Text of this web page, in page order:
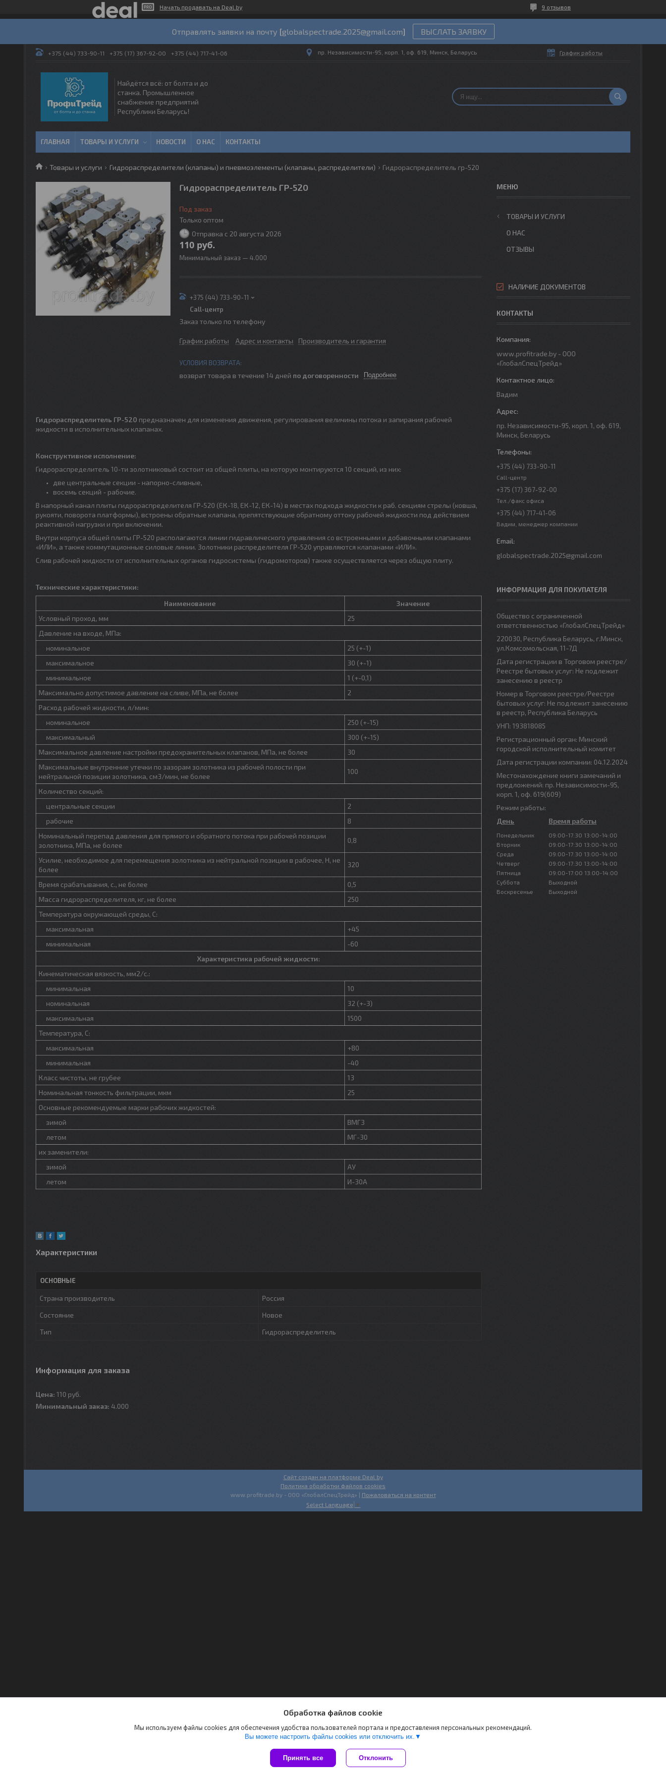
Начать продавать на Deal.by 9 отзывов
Отправлять заявки на почту [globalspectrade.2025@gmail.com] ВЫСЛАТЬ ЗАЯВКУ
+375 (44) 733-90-11 +375 (17) 367-92-00 +375 (44) 717-41-06 пр. Независимости-95, корп. 1, оф. 619, Минск, Беларусь График работы
Найдётся всё: от болта и до
станка. Промышленное
снабжение предприятий
Республики Беларусь!
ГЛАВНАЯ ТОВАРЫ И УСЛУГИ НОВОСТИ О НАС КОНТАКТЫ
Товары и услуги Гидрораспределители (клапаны) и пневмоэлементы (клапаны, распределители) Гидрораспределитель гр-520
Гидрораспределитель ГР-520
Под заказ
Только оптом
Отправка с 20 августа 2026
110 руб.
Минимальный заказ — 4.000
+375 (44) 733-90-11
Call-центр
Заказ только по телефону
График работы Адрес и контакты Производитель и гарантия
возврат товара в течение 14 дней по договоренности Подробнее
Гидрораспределитель ГР-520 предназначен для изменения движения, регулирования величины потока и запирания рабочей
жидкости в исполнительных клапанах.
Конструктивное исполнение:
Гидрораспределитель 10-ти золотниковый состоит из общей плиты, на которую монтируются 10 секций, из них:
две центральные секции - напорно-сливные,
восемь секций - рабочие.
В напорный канал плиты гидрораспределителя ГР-520 (ЕК-18, ЕК-12, ЕК-14) в местах подхода жидкости к раб. секциям стрелы (ковша,
рукояти, поворота платформы), встроены обратные клапана, препятствующие обратному оттоку рабочей жидкости под действием
реактивной нагрузки и при включении.
Внутри корпуса общей плиты ГР-520 располагаются линии гидравлического управления со встроенными и добавочными клапанами
«ИЛИ», а также коммутационные силовые линии. Золотники распределителя ГР-520 управляются клапанами «ИЛИ».
Слив рабочей жидкости от исполнительных органов гидросистемы (гидромоторов) также осуществляется через общую плиту.
Технические характеристики:
Наименование
Значение
Условный проход, мм
25
Давление на входе, МПа:
номинальное
25 (+-1)
максимальное
30 (+-1)
минимальное
1 (+-0,1)
Максимально допустимое давление на сливе, МПа, не более
2
Расход рабочей жидкости, л/мин:
номинальное
250 (+-15)
максимальный
300 (+-15)
Максимальное давление настройки предохранительных клапанов, МПа, не более
30
Максимальные внутренние утечки по зазорам золотника из рабочей полости при
нейтральной позиции золотника, см3/мин, не более
100
Количество секций:
центральные секции
2
рабочие
8
Номинальный перепад давления для прямого и обратного потока при рабочей позиции
золотника, МПа, не более
0,8
Усилие, необходимое для перемещения золотника из нейтральной позиции в рабочее, Н, не
более
320
Время срабатывания, с., не более
0,5
Масса гидрораспределителя, кг, не более
250
Температура окружающей среды, С:
максимальная
+45
минимальная
-60
Характеристика рабочей жидкости:
Кинематическая вязкость, мм2/с.:
минимальная
10
номинальная
32 (+-3)
максимальная
1500
Температура, С:
максимальная
+80
минимальная
-40
Класс чистоты, не грубее
13
Номинальная тонкость фильтрации, мкм
25
Основные рекомендуемые марки рабочих жидкостей:
зимой
ВМГЗ
летом
МГ-30
их заменители:
зимой
АУ
летом
И-30А
Характеристики
ОСНОВНЫЕ
Страна производитель
Россия
Состояние
Новое
Тип
Гидрораспределитель
Информация для заказа
Цена: 110 руб.
Минимальный заказ: 4.000
ТОВАРЫ И УСЛУГИ
О НАС
ОТЗЫВЫ
НАЛИЧИЕ ДОКУМЕНТОВ
КОНТАКТЫ
www.profitrade.by - ООО
«ГлобалСпецТрейд»
Вадим
пр. Независимости-95, корп. 1, оф. 619,
Минск, Беларусь
+375 (44) 733-90-11
Call-центр
+375 (17) 367-92-00
Тел./факс офиса
+375 (44) 717-41-06
Вадим, менеджер компании
globalspectrade.2025@gmail.com
ИНФОРМАЦИЯ ДЛЯ ПОКУПАТЕЛЯ
Общество с ограниченной
ответственностью «ГлобалСпецТрейд»
220030, Республика Беларусь, г.Минск,
ул.Комсомольская, 11-7Д
Дата регистрации в Торговом реестре/
Реестре бытовых услуг: Не подлежит
занесению в реестр
Номер в Торговом реестре/Реестре
бытовых услуг: Не подлежит занесению
в реестр, Республика Беларусь
УНП: 193818085
Регистрационный орган: Минский
городской исполнительный комитет
Дата регистрации компании: 04.12.2024
Местонахождение книги замечаний и
предложений: пр. Независимости-95,
корп. 1, оф. 619(609)
Режим работы:
День
Время работы
Понедельник 09:00-17:30 13:00-14:00
Вторник
09:00-17:30 13:00-14:00
Среда
09:00-17:30 13:00-14:00
Четверг
09:00-17:30 13:00-14:00
Пятница
09:00-17:00 13:00-14:00
Суббота
Выходной
Воскресенье
Выходной
Сайт создан на платформе Deal.by
Политика обработки файлов cookies
Обработка файлов cookie
Мы используем файлы cookies для обеспечения удобства пользователей портала и предоставления персональных рекомендаций.
Вы можете настроить файлы cookies или отключить их.
Принять все Отклонить
www.profitrade.by - ООО «ГлобалСпецТрейд» | Пожаловаться на контент
Select Language ▼